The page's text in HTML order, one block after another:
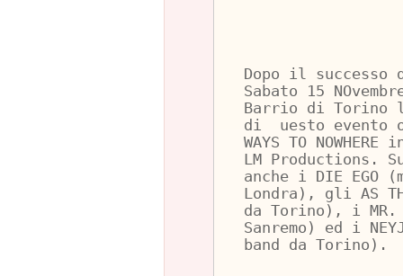
Dopo il successo
Sabato 15
Barrio di Torino
di uesto evento
WAYS TO
LM Productions.
anche i DIE EGO
Londra), gli AS
da Torino), i MR.
Sanremo) ed i
band da Torino).